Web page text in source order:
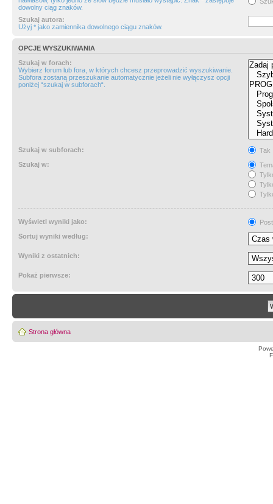
dowolny ciąg znaków.
Szukaj autora:
Użyj * jako zamiennika dowolnego ciągu znaków.
OPCJE WYSZUKIWANIA
Szukaj w forach:
Wybierz forum lub fora, w których chcesz przeprowadzić wyszukiwanie.
Subfora zostaną przeszukanie automatycznie jeżeli nie wyłączysz opcji
poniżej “szukaj w subforach“.
Szukaj w subforach:
Tak
Szukaj w:
Wyświetl wyniki jako:
Sortuj wyniki według:
Wyniki z ostatnich:
Pokaż pierwsze:
Strona główna